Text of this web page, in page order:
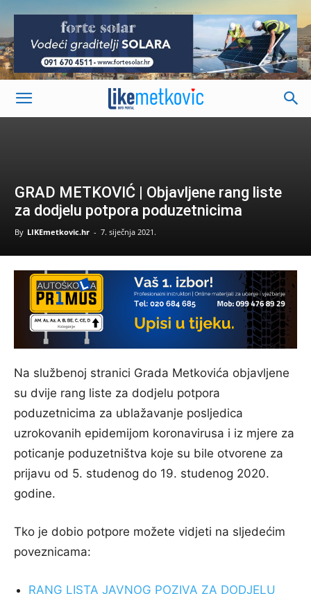
-
GRAD METKOVIĆ | Objavljene rang liste
za dodjelu potpora poduzetnicima
By LIKEmetkovic.hr - 7. siječnja 2021.
Na službenoj stranici Grada Metkovića objavljene
su dvije rang liste za dodjelu potpora
poduzetnicima za ublažavanje posljedica
uzrokovanih epidemijom koronavirusa i iz mjere za
poticanje poduzetništva koje su bile otvorene za
prijavu od 5. studenog do 19. studenog 2020.
godine.
Tko je dobio potpore možete vidjeti na sljedećim
poveznicama:
RANG LISTA JAVNOG POZIVA ZA DODJELU